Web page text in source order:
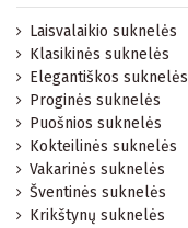
Laisvalaikio suknelės
Klasikinės suknelės
Elegantiškos suknelės
Proginės suknelės
Puošnios suknelės
Kokteilinės suknelės
Vakarinės suknelės
Šventinės suknelės
Krikštynų suknelės